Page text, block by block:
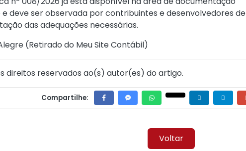
deve ser observada por contribuintes e desenvolvedores de
das adequações necessárias.
(Retirado do Meu Site Contábil)
direitos reservados ao(s) autor(es) do artigo.
Compartilhe:
Voltar